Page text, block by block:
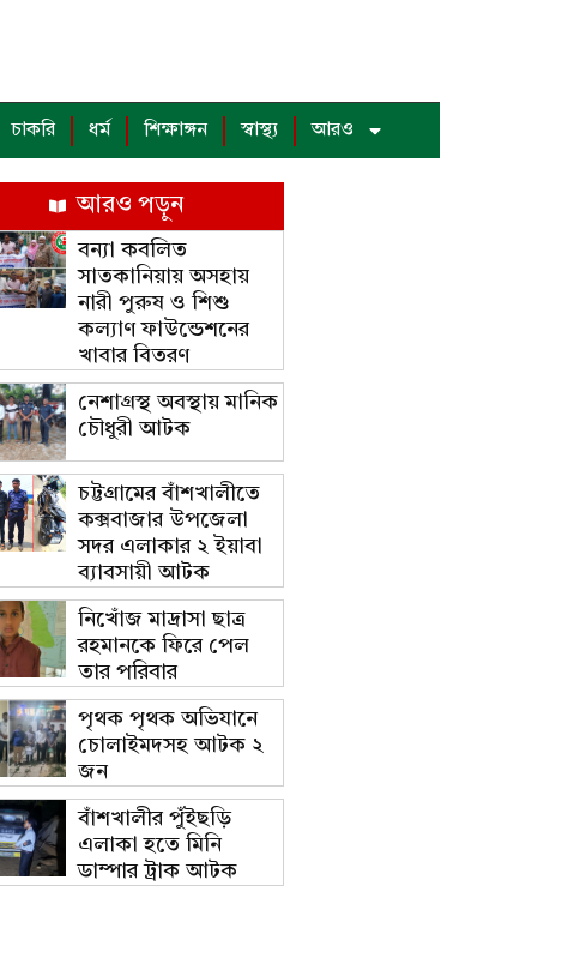
চাকরি ধর্ম শিক্ষাঙ্গন স্বাস্থ্য আরও
আরও পড়ুন
বন্যা কবলিত
সাতকানিয়ায় অসহায়
নারী পুরুষ ও শিশু
কল্যাণ ফাউন্ডেশনের
খাবার বিতরণ
নেশাগ্রস্থ অবস্থায় মানিক
চৌধুরী আটক
চট্টগ্রামের বাঁশখালীতে
কক্সবাজার উপজেলা
সদর এলাকার ২ ইয়াবা
ব্যাবসায়ী আটক
নিখোঁজ মাদ্রাসা ছাত্র
রহমানকে ফিরে পেল
তার পরিবার
পৃথক পৃথক অভিযানে
চোলাইমদসহ আটক ২
জন
বাঁশখালীর পুঁইছড়ি
এলাকা হতে মিনি
ডাম্পার ট্রাক আটক